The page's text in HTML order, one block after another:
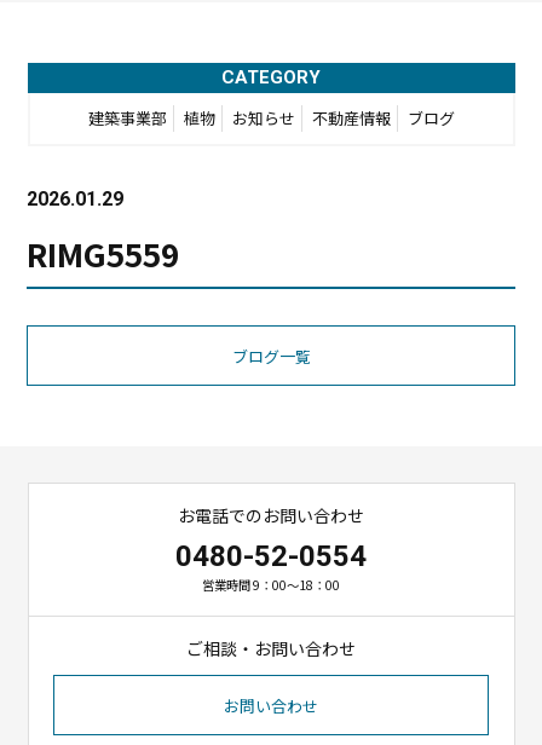
CATEGORY
建築事業部 植物 お知らせ 不動産情報 ブログ
2026.01.29
RIMG5559
ブログ一覧
お電話でのお問い合わせ
0480-52-0554
営業時間 9：00～18：00
ご相談・お問い合わせ
お問い合わせ